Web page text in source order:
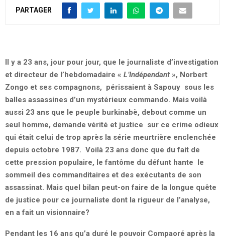
PARTAGER
Il y a 23 ans, jour pour jour, que le journaliste d’investigation
et directeur de l’hebdomadaire « L’Indépendant », Norbert
Zongo et ses compagnons, périssaient à Sapouy sous les
balles assassines d’un mystérieux commando. Mais voilà
aussi 23 ans que le peuple burkinabè, debout comme un
seul homme, demande vérité et justice sur ce crime odieux
qui était celui de trop après la série meurtrière enclenchée
depuis octobre 1987. Voilà 23 ans donc que du fait de
cette pression populaire, le fantôme du défunt hante le
sommeil des commanditaires et des exécutants de son
assassinat. Mais quel bilan peut-on faire de la longue quête
de justice pour ce journaliste dont la rigueur de l’analyse,
en a fait un visionnaire?
Pendant les 16 ans qu’a duré le pouvoir Compaoré après la